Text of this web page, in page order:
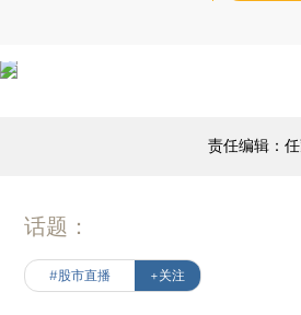
责任编辑：
话题：
#股市直播 +关注